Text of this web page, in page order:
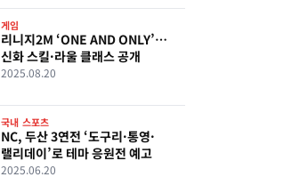
게임
리니지2M ‘ONE AND ONLY’…
신화 스킬·라울 클래스 공개
2025.08.20
국내 스포츠
NC, 두산 3연전 ‘도구리·통영·
랠리데이’로 테마 응원전 예고
2025.06.20